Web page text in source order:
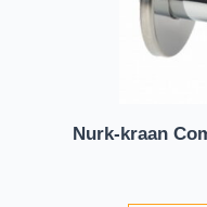
Nurk-kraan